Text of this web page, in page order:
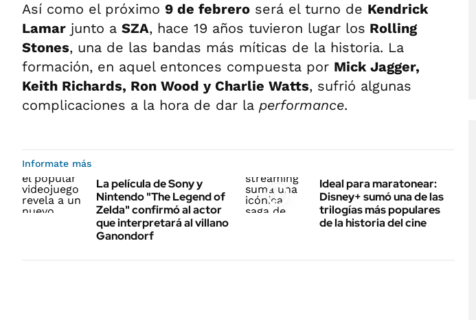
Así como el próximo 9 de febrero será el turno de Kendrick
Lamar junto a SZA, hace 19 años tuvieron lugar los Rolling
Stones, una de las bandas más míticas de la historia. La
formación, en aquel entonces compuesta por Mick Jagger,
Keith Richards, Ron Wood y Charlie Watts, sufrió algunas
complicaciones a la hora de dar la performance.
Informate más
La película de Sony y
Nintendo "The Legend of
Zelda" confirmó al actor
que interpretará al villano
Ganondorf
Ideal para maratonear:
Disney+ sumó una de las
trilogías más populares
de la historia del cine